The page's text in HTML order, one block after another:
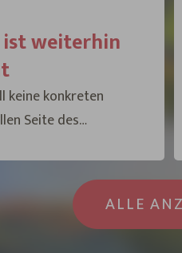
weiterhin
keine konkreten
Seite des
Prüfung
ALLE